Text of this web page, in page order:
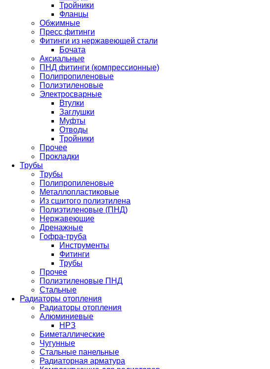
Тройники
Фланцы
Обжимные
Пресс фитинги
Фитинги из нержавеющей стали
Бочата
Аксиальные
ПНД фитинги (компрессионные)
Полипропиленовые
Полиэтиленовые
Электросварные
Втулки
Заглушки
Муфты
Отводы
Тройники
Прочее
Прокладки
Трубы
Трубы
Полипропиленовые
Металлопластиковые
Из сшитого полиэтилена
Полиэтиленовые (ПНД)
Нержавеющие
Дренажные
Гофра-труба
Инструменты
Фитинги
Трубы
Прочее
Полиэтиленовые ПНД
Стальные
Радиаторы отопления
Радиаторы отопления
Алюминиевые
НРЗ
Биметаллические
Чугунные
Стальные панельные
Радиаторная арматура